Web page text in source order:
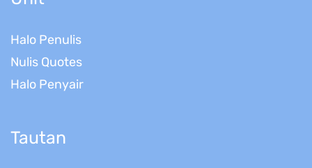
Halo Penulis
Nulis Quotes
Halo Penyair
Tautan